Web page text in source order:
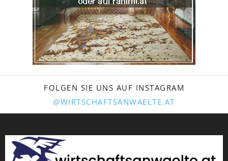
FOLGEN SIE UNS AUF INSTAGRAM
@WIRTSCHAFTSANWAELTE.AT